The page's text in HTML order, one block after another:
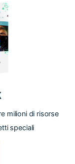
milioni di risorse
speciali